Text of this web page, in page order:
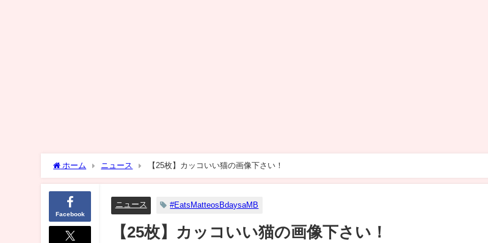
ホーム ニュース 【25枚】カッコいい猫の画像下さい！
Facebook
ニュース #EatsMatteosBdaysaMB
【25枚】カッコいい猫の画像下さい！